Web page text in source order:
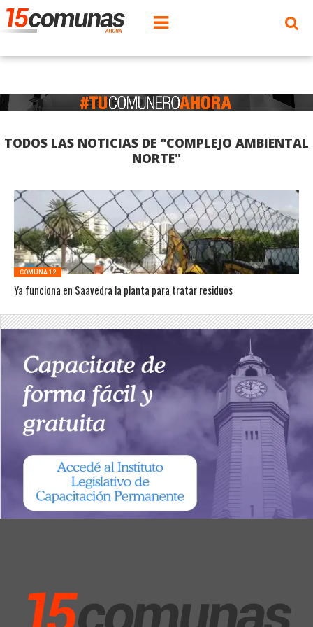
TODOS LAS NOTICIAS DE "COMPLEJO AMBIENTAL
NORTE"
COMUNA 12
Ya funciona en Saavedra la planta para tratar residuos